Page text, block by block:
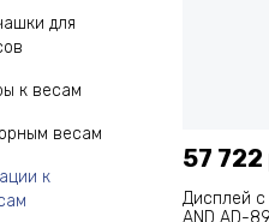
для
к весам
весам
к
57 722
Дисплей
AND AD-